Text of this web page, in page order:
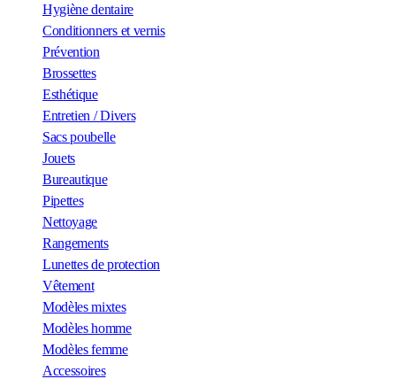
Hygiène dentaire
Conditionners et vernis
Prévention
Brossettes
Esthétique
Entretien / Divers
Sacs poubelle
Jouets
Bureautique
Pipettes
Nettoyage
Rangements
Lunettes de protection
Vêtement
Modèles mixtes
Modèles homme
Modèles femme
Accessoires